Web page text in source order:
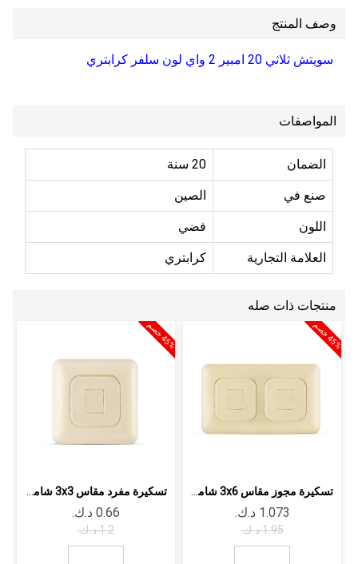
وصف المنتج
سويتش ثلاثي 20 امبير 2 واي لون سلفر كرابتري
المواصفات
الضمان 20 سنة
صنع في الصين
اللون فضي
العلامة التجارية كرابتري
منتجات ذات صله
تسكيرة مجوز مقاس 3x6 شامبين داجكو أوركيد
4
5
%
خ
ص
م
تسكيرة مفرد مقاس 3x3 شامبين داجكو أوركيد
4
5
%
خ
ص
م